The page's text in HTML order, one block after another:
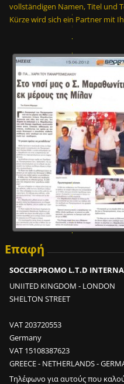
δ
ν
α
τ
ό
ν
σ
ε
μ
ι
α
π
ρ
ο
π
ο
ν
ι
κ
δ
α
vollständigen Namen, Titel und
Kürze wird sich ein Partner mit
Επαφή
SOCCERPROMO L.T.D
UNIITED KINGDOM - LONDON
SHELTON STREET
VAT 203720553
Germany
VAT 15108387623
GREECE - NETHERLANDS -
Τηλέφωνο για αυτούς που